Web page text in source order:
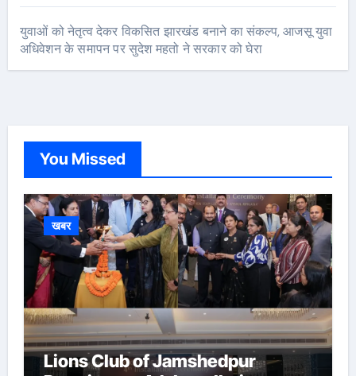
युवाओं को नेतृत्व देकर विकसित झारखंड बनाने का संकल्प, आजसू युवा
अधिवेशन के समापन पर सुदेश महतो ने सरकार को घेरा
You Missed
खबर
Lions Club of Jamshedpur